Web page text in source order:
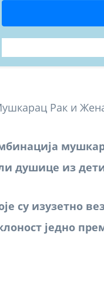
душице из
су изузетно
једно